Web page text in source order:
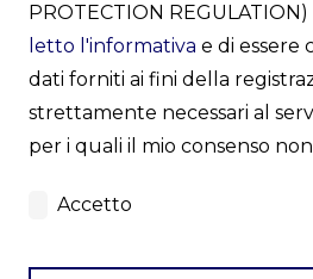
PROTECTION REGULATION)
letto l'informativa e di essere
dati forniti ai fini della
strettamente necessari al
per i quali il mio consenso
Accetto